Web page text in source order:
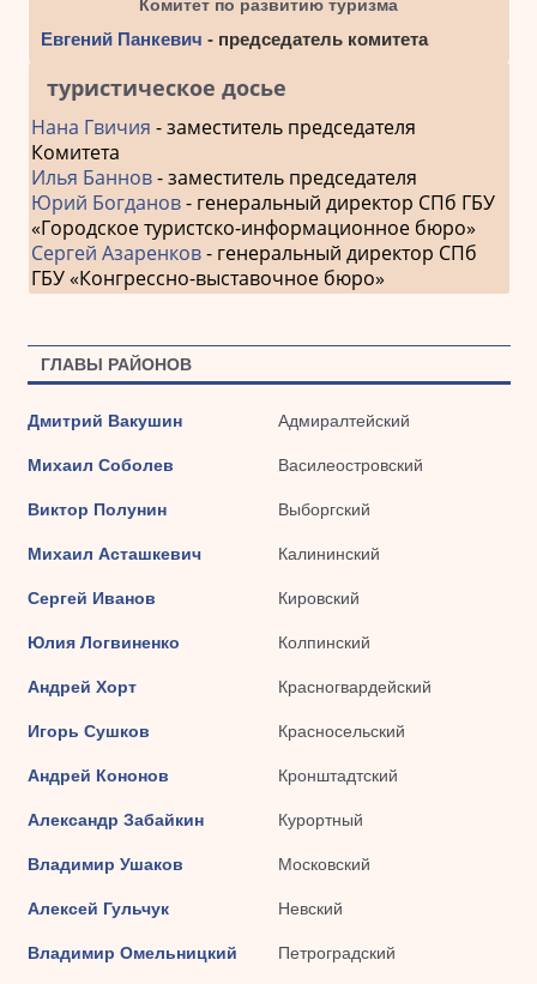
Комитет по развитию туризма
Евгений Панкевич - председатель комитета
туристическое досье
Нана Гвичия - заместитель председателя
Комитета
Илья Баннов- заместитель председателя
Юрий Богданов- генеральный директор СПб ГБУ
«Городское туристско-информационное бюро»
Сергей Азаренков- генеральный директор СПб
ГБУ «Конгрессно-выставочное бюро»
ГЛАВЫ РАЙОНОВ
Дмитрий Вакушин Адмиралтейский
Михаил Соболев Василеостровский
Виктор Полунин Выборгский
Михаил Асташкевич Калининский
Сергей Иванов Кировский
Юлия Логвиненко Колпинский
Андрей Хорт Красногвардейский
Игорь Сушков Красносельский
Андрей Кононов Кронштадтский
Александр Забайкин Курортный
Владимир Ушаков Московский
Алексей Гульчук Невский
Владимир Омельницкий Петроградский